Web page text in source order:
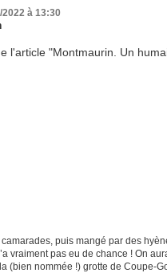
2022 à 13:30
puis mangé par des
vraiment pas eu de chance ! On
(bien nommée !) grotte de Coupe-